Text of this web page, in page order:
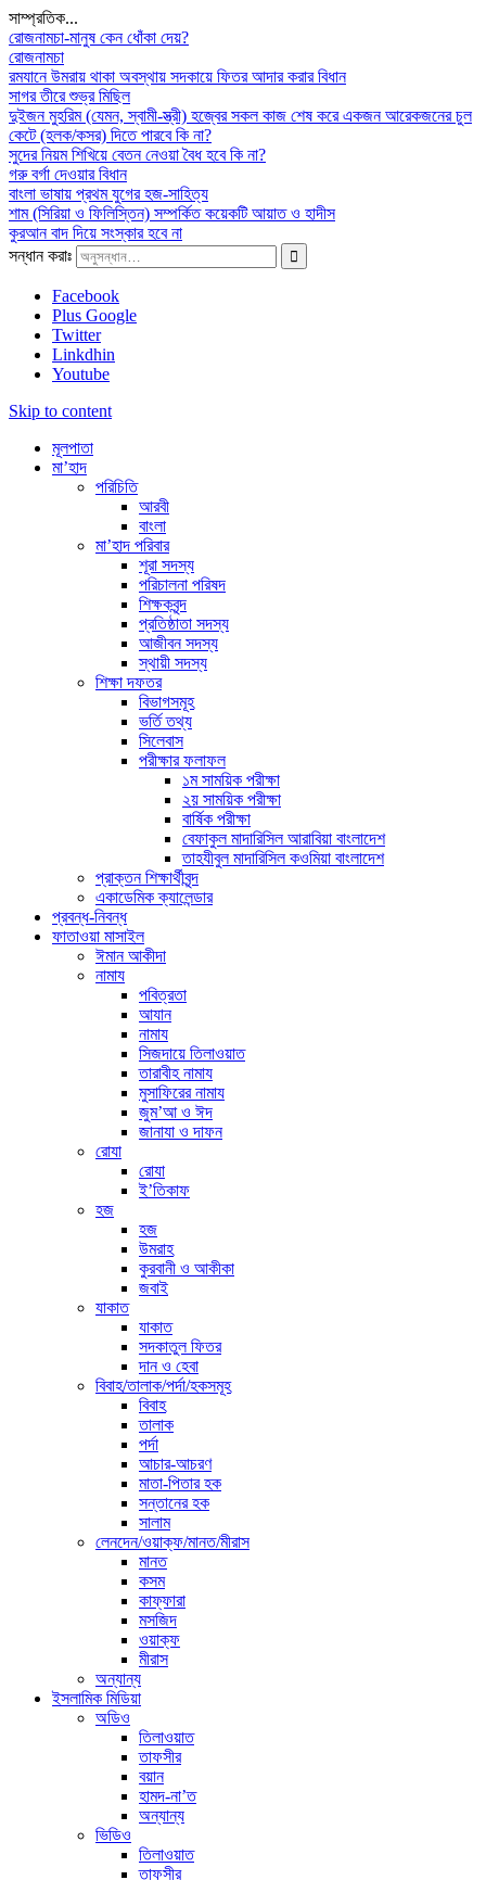
সাম্প্রতিক...
রোজনামচা-মানুষ কেন ধোঁকা দেয়?
রোজনামচা
রমযানে উমরায় থাকা অবস্থায় সদকায়ে ফিতর আদার করার বিধান
সাগর তীরে শুভ্র মিছিল
দুইজন মুহরিম (যেমন, স্বামী-স্ত্রী) হজ্বের সকল কাজ শেষ করে একজন আরেকজনের চুল
কেটে (হলক/কসর) দিতে পারবে কি না?
সুদের নিয়ম শিখিয়ে বেতন নেওয়া বৈধ হবে কি না?
গরু বর্গা দেওয়ার বিধান
বাংলা ভাষায় প্রথম যুগের হজ-সাহিত্য
শাম (সিরিয়া ও ফিলিস্তিন) সম্পর্কিত কয়েকটি আয়াত ও হাদীস
কুরআন বাদ দিয়ে সংস্কার হবে না
সন্ধান করাঃ
Facebook
Plus Google
Twitter
Linkdhin
Youtube
Skip to content
মূলপাতা
মা’হাদ
পরিচিতি
আরবী
বাংলা
মা’হাদ পরিবার
শূরা সদস্য
পরিচালনা পরিষদ
শিক্ষকবৃন্দ
প্রতিষ্ঠাতা সদস্য
আজীবন সদস্য
স্থায়ী সদস্য
শিক্ষা দফতর
বিভাগসমূহ
ভর্তি তথ্য
সিলেবাস
পরীক্ষার ফলাফল
১ম সাময়িক পরীক্ষা
২য় সাময়িক পরীক্ষা
বার্ষিক পরীক্ষা
বেফাকুল মাদারিসিল আরাবিয়া বাংলাদেশ
তাহযীবুল মাদারিসিল কওমিয়া বাংলাদেশ
প্রাক্তন শিক্ষার্থীবৃন্দ
একাডেমিক ক্যালেন্ডার
প্রবন্ধ-নিবন্ধ
ফাতাওয়া মাসাইল
ঈমান আকীদা
নামায
পবিত্রতা
আযান
নামায
সিজদায়ে তিলাওয়াত
তারাবীহ নামায
মুসাফিরের নামায
জুম’আ ও ঈদ
জানাযা ও দাফন
রোযা
রোযা
ই’তিকাফ
হজ
হজ
উমরাহ
কুরবানী ও আকীকা
জবাই
যাকাত
যাকাত
সদকাতুল ফিতর
দান ও হেবা
বিবাহ/তালাক/পর্দা/হকসমূহ
বিবাহ
তালাক
পর্দা
আচার-আচরণ
মাতা-পিতার হক
সন্তানের হক
সালাম
লেনদেন/ওয়াক্ফ/মানত/মীরাস
মানত
কসম
কাফ্ফারা
মসজিদ
ওয়াক্ফ
মীরাস
অন্যান্য
ইসলামিক মিডিয়া
অডিও
তিলাওয়াত
তাফসীর
বয়ান
হামদ-না’ত
অন্যান্য
ভিডিও
তিলাওয়াত
তাফসীর